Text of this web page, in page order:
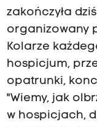
zakończyła
organizowany
Kolarze
hospicjum,
opatrunki,
"Wiemy, jak
w hospicjach,